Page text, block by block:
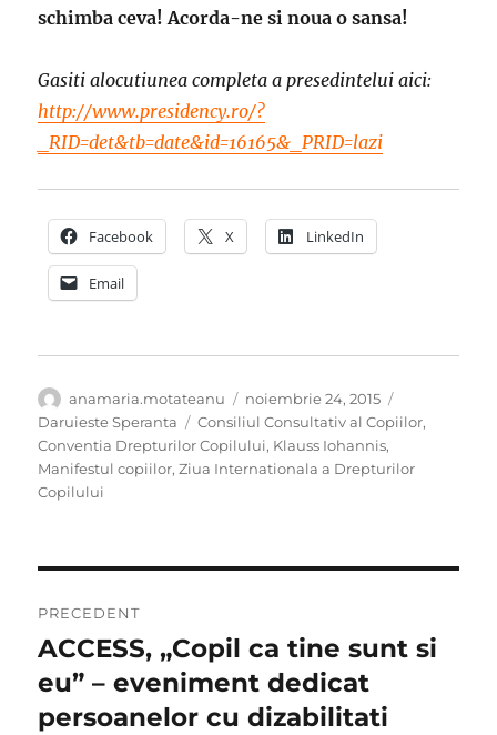
schimba ceva! Acorda-ne si noua o sansa!
Gasiti alocutiunea completa a presedintelui aici:
http://www.presidency.ro/?
_RID=det&tb=date&id=16165&_PRID=lazi
Facebook X LinkedIn
Email
Autor
anamaria.motateanu
Publicat
pe
noiembrie 24, 2015
Daruieste Speranta
Etichete
Consiliul Consultativ al Copiilor,
Conventia Drepturilor Copilului, Klauss Iohannis,
Manifestul copiilor,Ziua Internationala a Drepturilor
Copilului
în
articole
PRECEDENT
Articolul
anterior:
ACCESS, „Copil ca tine sunt si
eu” – eveniment dedicat
persoanelor cu dizabilitati